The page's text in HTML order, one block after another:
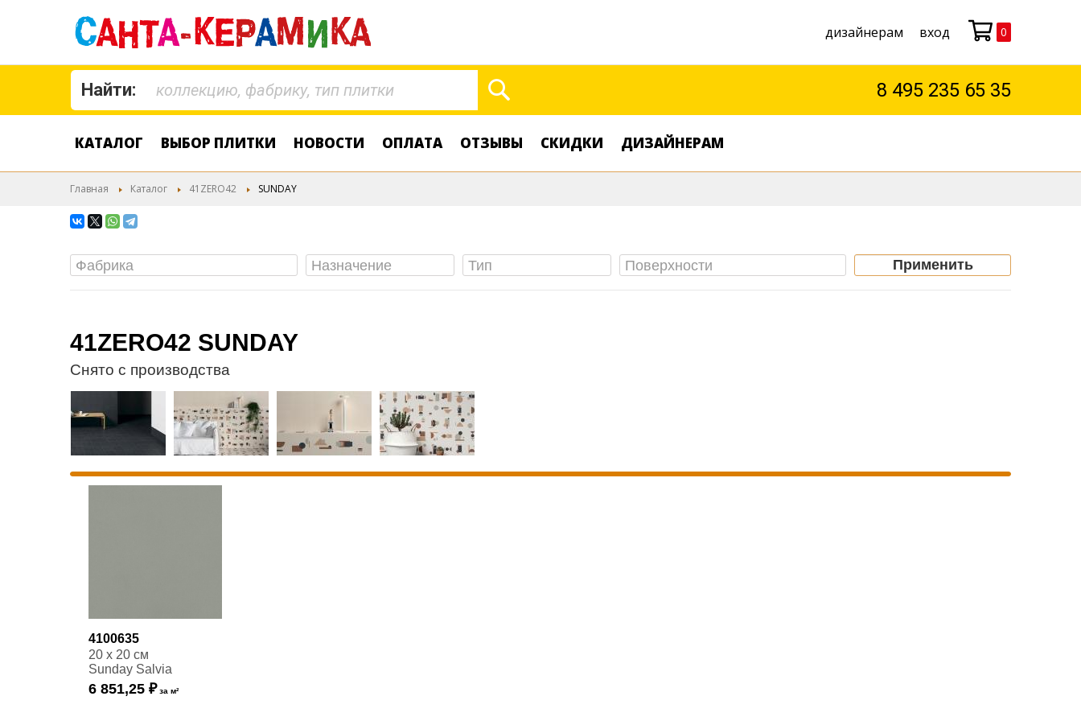
дизайнерам вход Моя корзина
0
Найти: 8 495 235 65 35
КАТАЛОГ ВЫБОР ПЛИТКИ НОВОСТИ ОПЛАТА ОТЗЫВЫ СКИДКИ ДИЗАЙНЕРАМ
Главная Каталог 41ZERO42 SUNDAY
Применить
41ZERO42 SUNDAY
Снято с производства
4100635
20 x 20 см
Sunday Salvia
6 851,25 ₽ за м²